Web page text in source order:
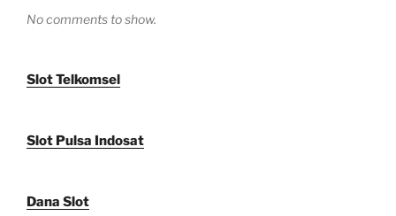
No comments to show.
Slot Telkomsel
Slot Pulsa Indosat
Dana Slot